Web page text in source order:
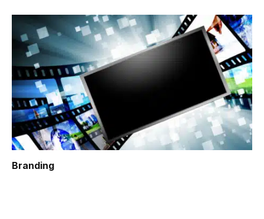
Branding